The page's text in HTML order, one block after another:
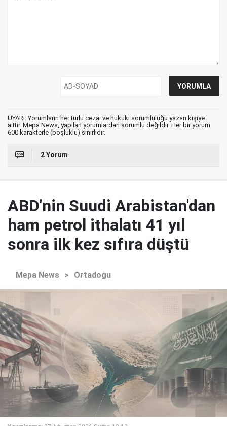
UYARI: Yorumların her türlü cezai ve hukuki sorumluluğu yazan kişiye
aittir. Mepa News, yapılan yorumlardan sorumlu değildir. Her bir yorum
600 karakterle (boşluklu) sınırlıdır.
2 Yorum
ABD'nin Suudi Arabistan'dan
ham petrol ithalatı 41 yıl
sonra ilk kez sıfıra düştü
Mepa News > Ortadoğu